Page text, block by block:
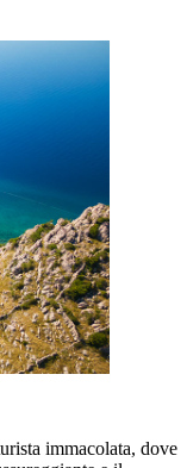
immacolata, dove